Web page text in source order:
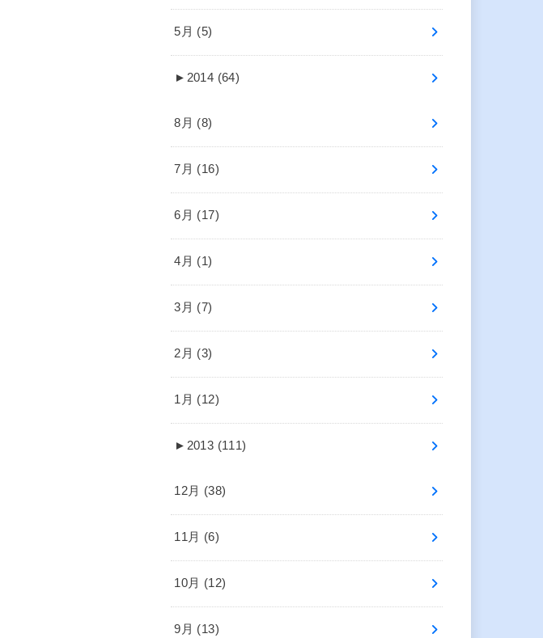
5月 (5)
► 2014 (64)
8月 (8)
7月 (16)
6月 (17)
4月 (1)
3月 (7)
2月 (3)
1月 (12)
► 2013 (111)
12月 (38)
11月 (6)
10月 (12)
9月 (13)